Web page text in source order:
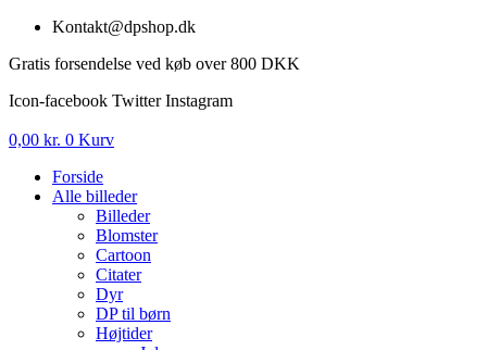
Videre
indhold
Kontakt@dpshop.dk
Gratis forsendelse ved køb over 800 DKK
Icon-facebook Twitter Instagram
0,00 kr. 0 Kurv
Forside
Alle billeder
Billeder
Blomster
Cartoon
Citater
Dyr
DP til børn
Højtider